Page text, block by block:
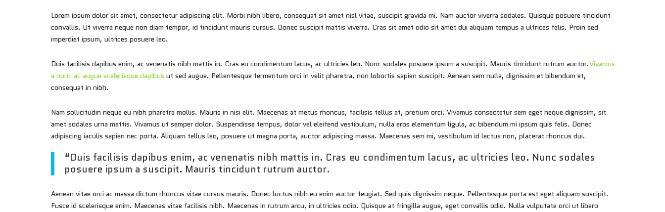
Lorem ipsum dolor sit amet, consectetur adipiscing elit. Morbi nibh libero, consequat sit amet nisl vitae, suscipit gravida mi. Nam auctor viverra sodales. Quisque posuere tincidunt
convallis. Ut viverra neque non diam tempor, id tincidunt mauris cursus. Donec suscipit mattis viverra. Cras sit amet odio sit amet dui aliquam tempus a ultrices felis. Proin sed
imperdiet ipsum, ultrices posuere leo.
Duis facilisis dapibus enim, ac venenatis nibh mattis in. Cras eu condimentum lacus, ac ultricies leo. Nunc sodales posuere ipsum a suscipit. Mauris tincidunt rutrum auctor.Vivamus
a nunc ac augue scelerisque dapibus ut sed augue. Pellentesque fermentum orci in velit pharetra, non lobortis sapien suscipit. Aenean sem nulla, dignissim et bibendum et,
consequat in nibh.
Nam sollicitudin neque eu nibh pharetra mollis. Mauris in nisi elit. Maecenas at metus rhoncus, facilisis tellus at, pretium orci. Vivamus consectetur sem eget neque dignissim, sit
amet sodales urna mattis. Vivamus ut semper dolor. Suspendisse tempus, dolor vel eleifend vestibulum, nulla eros elementum ligula, ac bibendum mi ipsum quis felis. Donec
adipiscing iaculis sapien nec porta. Aliquam tellus leo, posuere ut magna porta, auctor adipiscing massa. Maecenas sem mi, vestibulum id lectus non, placerat rhoncus dui.
“Duis facilisis dapibus enim, ac venenatis nibh mattis in. Cras eu condimentum lacus, ac ultricies leo. Nunc sodales
posuere ipsum a suscipit. Mauris tincidunt rutrum auctor.
Aenean vitae orci ac massa dictum rhoncus vitae cursus mauris. Donec luctus nibh eu enim auctor feugiat. Sed quis dignissim neque. Pellentesque porta est eget aliquam suscipit.
Fusce id scelerisque enim. Maecenas vitae facilisis nibh. Maecenas in rutrum arcu, in ultricies odio. Quisque at fringilla augue, eget convallis odio. Nulla vulputate orci ut libero